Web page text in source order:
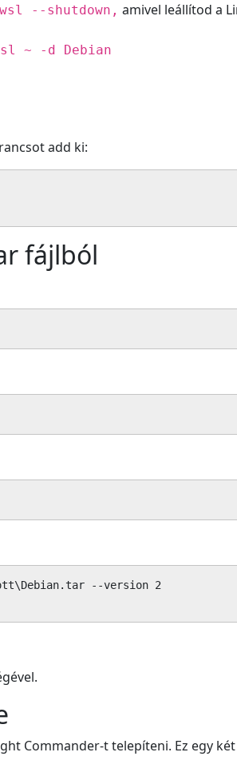
wsl --shutdown, amivel leállítod a
~ -d Debian
add ki:
fájlból
--version 2
Commander-t telepíteni. Ez egy